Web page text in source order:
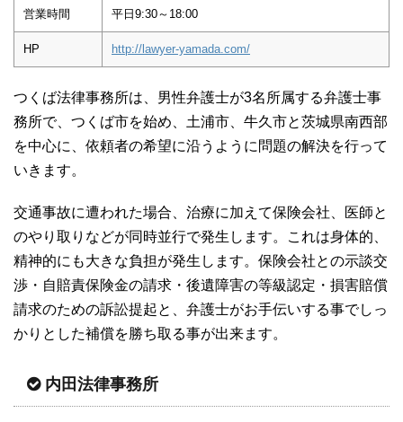
営業時間 平日9:30～18:00
HP http://lawyer-yamada.com/
つくば法律事務所は、男性弁護士が3名所属する弁護士事
務所で、つくば市を始め、土浦市、牛久市と茨城県南西部
を中心に、依頼者の希望に沿うように問題の解決を行って
いきます。
交通事故に遭われた場合、治療に加えて保険会社、医師と
のやり取りなどが同時並行で発生します。これは身体的、
精神的にも大きな負担が発生します。保険会社との示談交
渉・自賠責保険金の請求・後遺障害の等級認定・損害賠償
請求のための訴訟提起と、弁護士がお手伝いする事でしっ
かりとした補償を勝ち取る事が出来ます。
内田法律事務所